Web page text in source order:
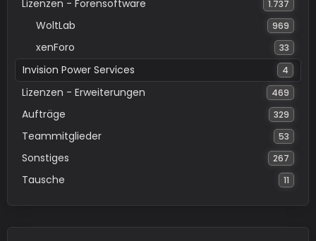
Lizenzen - Forensoftware 1.737
WoltLab 969
xenForo 33
Invision Power Services 4
Lizenzen - Erweiterungen 469
Aufträge 329
Teammitglieder 53
Sonstiges 267
Tausche 11